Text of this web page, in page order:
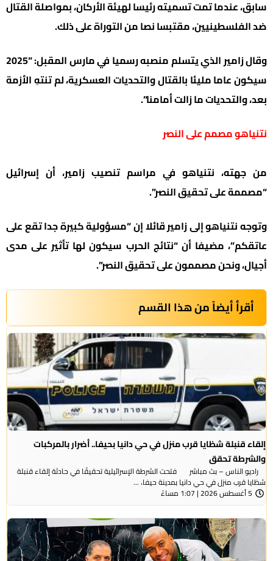
سابق، عندما تمت تسميته رئيسا لهيئة الأركان، بمواصلة القتال
ضد الفلسطينيين، مقتبسا نصا من التوراة على ذلك.
وقال زامير الذي يتسلم منصبه رسميا في مارس المقبل: “2025
سيكون عاما مليئا بالقتال والتحديات العسكرية، لم تنتهِ الأزمة
بعد، والتحديات ما زالت أمامنا”.
نتنياهو مصمم على النصر
من جهته، نتنياهو في مراسم تنصيب زامير، أن إسرائيل
“مصممة على تحقيق النصر”.
وتوجه نتنياهو إلى زامير قائلا إن “مسؤولية كبيرة جدا تقع على
عاتقكم”، مضيفا أن “نتائج الحرب سيكون لها تأثير على مدى
أجيال، ونحن مصممون على تحقيق النصر”.
أقرأ أيضاً من هذا القسم
إلقاء قنبلة شظايا قرب منزل في حي دانيا بحيفا.. أضرار بالمركبات
والشرطة تحقق
راديو الناس – بث مباشر فتحت الشرطة الإسرائيلية تحقيقًا في حادثة إلقاء قنبلة
شظايا قرب منزل في حي دانيا بمدينة حيفا، ...
5 أغسطس 2026 | 1:07 مساءً